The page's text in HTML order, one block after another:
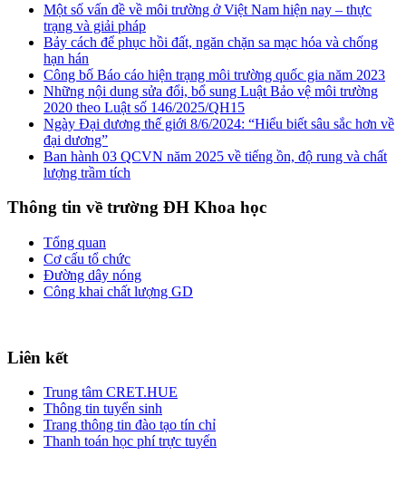
Một số vấn đề về môi trường ở Việt Nam hiện nay – thực
trạng và giải pháp
Bảy cách để phục hồi đất, ngăn chặn sa mạc hóa và chống
hạn hán
Công bố Báo cáo hiện trạng môi trường quốc gia năm 2023
Những nội dung sửa đổi, bổ sung Luật Bảo vệ môi trường
2020 theo Luật số 146/2025/QH15
Ngày Đại dương thế giới 8/6/2024: “Hiểu biết sâu sắc hơn về
đại dương”
Ban hành 03 QCVN năm 2025 về tiếng ồn, độ rung và chất
lượng trầm tích
Thông tin về trường ĐH Khoa học
Tổng quan
Cơ cấu tổ chức
Đường dây nóng
Công khai chất lượng GD
Liên kết
Trung tâm CRET.HUE
Thông tin tuyển sinh
Trang thông tin đào tạo tín chỉ
Thanh toán học phí trực tuyến